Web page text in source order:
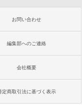
お問い合わせ
編集部へのご連絡
会社概要
定商取引法に基づく表示